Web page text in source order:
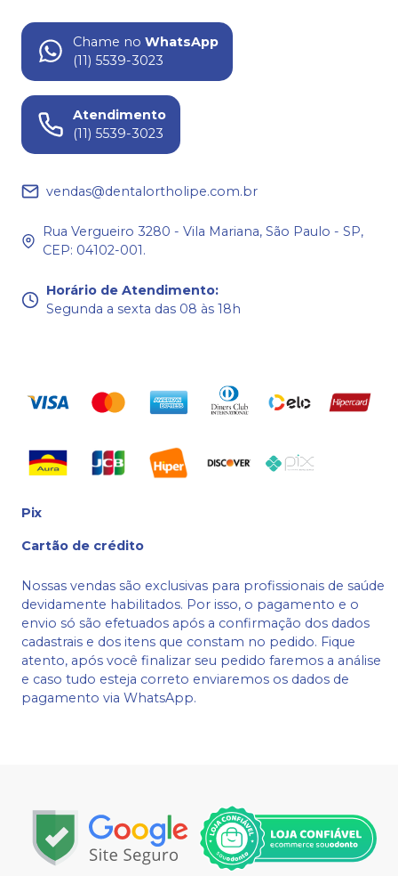
Chame no WhatsApp
(11) 5539-3023
Atendimento
(11) 5539-3023
vendas@dentalortholipe.com.br
Rua Vergueiro 3280 - Vila Mariana, São Paulo - SP,
CEP: 04102-001.
Horário de Atendimento:
Segunda a sexta das 08 às 18h
Pix
Cartão de crédito
Nossas vendas são exclusivas para profissionais de saúde
devidamente habilitados. Por isso, o pagamento e o
envio só são efetuados após a confirmação dos dados
cadastrais e dos itens que constam no pedido. Fique
atento, após você finalizar seu pedido faremos a análise
e caso tudo esteja correto enviaremos os dados de
pagamento via WhatsApp.